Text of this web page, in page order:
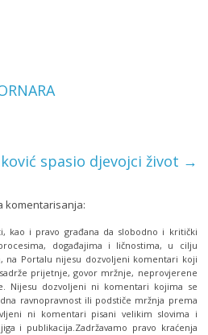
spasio djevojci život →
komentarisanja:
kao i pravo građana da slobodno i kritički
događajima i ličnostima, u cilju
na Portalu nijesu dozvoljeni komentari koji
prijetnje, govor mržnje, neprovjerene
Nijesu dozvoljeni ni komentari kojima se
ravnopravnost ili podstiče mržnja prema
ni komentari pisani velikim slovima i
i publikacija.Zadržavamo pravo kraćenja